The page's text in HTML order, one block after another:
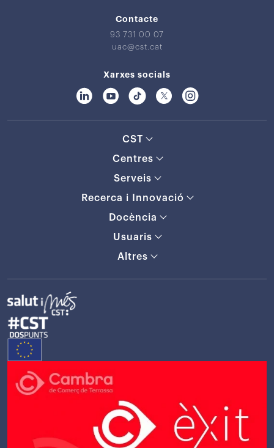
Contacte
93 731 00 07
uac@cst.cat
Xarxes socials
CST
Centres
Serveis
Recerca i Innovació
Docència
Usuaris
Altres